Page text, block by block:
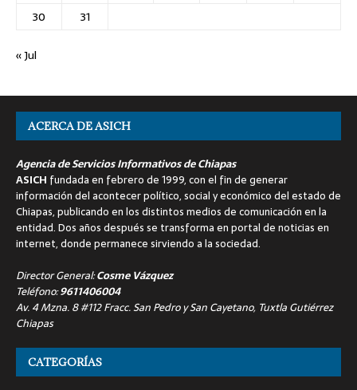
30
31
« Jul
ACERCA DE ASICH
Agencia de Servicios Informativos de Chiapas
ASICH fundada en febrero de 1999, con el fin de generar
información del acontecer político, social y económico del estado de
Chiapas, publicando en los distintos medios de comunicación en la
entidad. Dos años después se transforma en portal de noticias en
internet, donde permanece sirviendo a la sociedad.
Director General:Cosme Vázquez
Teléfono:9611406004
Av. 4 Mzna. 8 #112 Fracc. San Pedro y San Cayetano, Tuxtla Gutiérrez
Chiapas
CATEGORÍAS